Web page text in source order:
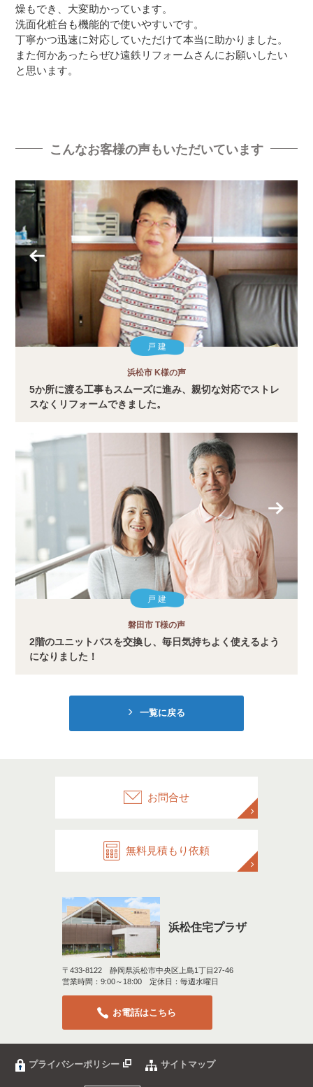
燥もでき、大変助かっています。
洗面化粧台も機能的で使いやすいです。
丁寧かつ迅速に対応していただけて本当に助かりました。
また何かあったらぜひ遠鉄リフォームさんにお願いしたい
と思います。
こんなお客様の声もいただいています
戸 建
浜松市 K様の声
5か所に渡る工事もスムーズに進み、親切な対応でストレ
スなくリフォームできました。
戸 建
磐田市 T様の声
2階のユニットバスを交換し、毎日気持ちよく使えるよう
になりました！
一覧に戻る
お問合せ
無料見積もり依頼
浜松住宅プラザ
〒433-8122 静岡県浜松市中央区上島1丁目27-46
営業時間：9:00～18:00 定休日：毎週水曜日
お電話はこちら
プライバシーポリシー サイトマップ